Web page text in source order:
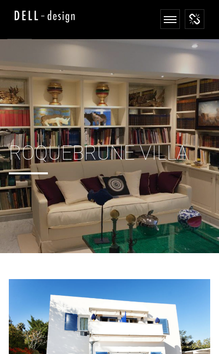
ROQUEBRUNE VILLA